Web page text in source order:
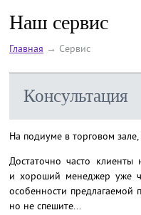
Наш сервис
Главная → Cервис
Консультация
На подиуме в торговом
Достаточно часто
и хороший менеджер уже
особенности предлагаемой
но не спешите...